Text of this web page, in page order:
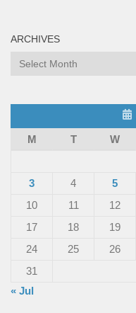
ARCHIVES
Archives
M
T W
3
4 5
10
11 12
17
18 19
24
25 26
31
« Jul